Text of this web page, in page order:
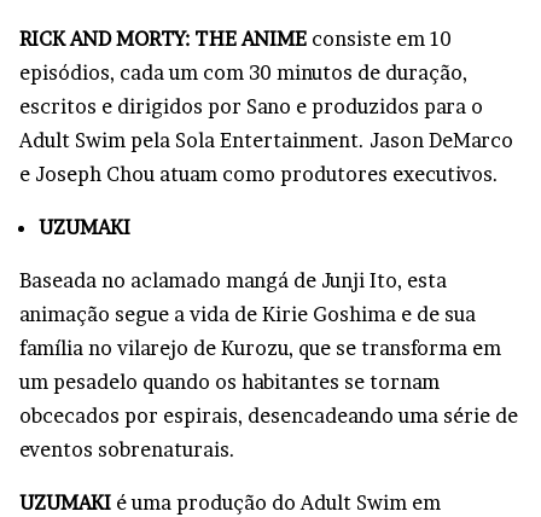
RICK AND MORTY: THE ANIME consiste em 10
episódios, cada um com 30 minutos de duração,
escritos e dirigidos por Sano e produzidos para o
Adult Swim pela Sola Entertainment. Jason DeMarco
e Joseph Chou atuam como produtores executivos.
UZUMAKI
Baseada no aclamado mangá de Junji Ito, esta
animação segue a vida de Kirie Goshima e de sua
família no vilarejo de Kurozu, que se transforma em
um pesadelo quando os habitantes se tornam
obcecados por espirais, desencadeando uma série de
eventos sobrenaturais.
UZUMAKI é uma produção do Adult Swim em